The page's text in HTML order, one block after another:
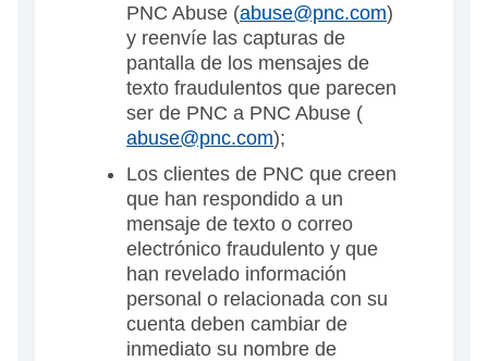
PNC Abuse (abuse@pnc.com)
y reenvíe las capturas de
pantalla de los mensajes de
texto fraudulentos que parecen
ser de PNC a PNC Abuse (
abuse@pnc.com);
Los clientes de PNC que creen
que han respondido a un
mensaje de texto o correo
electrónico fraudulento y que
han revelado información
personal o relacionada con su
cuenta deben cambiar de
inmediato su nombre de